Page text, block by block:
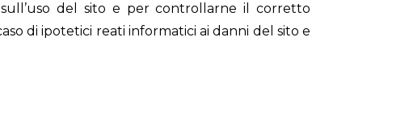
del sito e per controllarne il corretto
di ipotetici reati informatici ai danni del sito e